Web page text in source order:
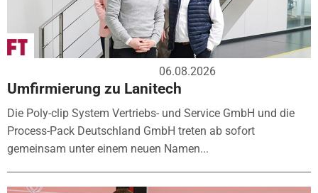
06.08.2026
Umfirmierung zu Lanitech
Die Poly-clip System Vertriebs- und Service GmbH und die
Process-Pack Deutschland GmbH treten ab sofort
gemeinsam unter einem neuen Namen...